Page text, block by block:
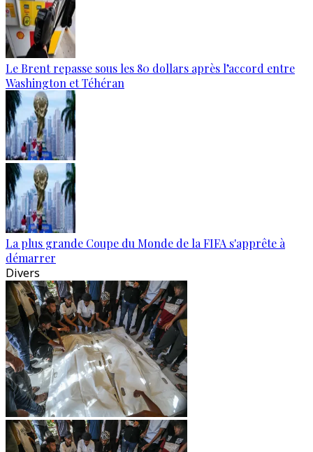
Le Brent repasse sous les 80 dollars après l’accord entre
Washington et Téhéran
La plus grande Coupe du Monde de la FIFA s'apprête à
démarrer
Divers